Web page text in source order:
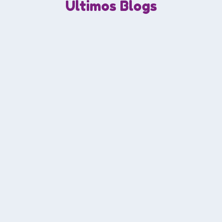
Últimos Blogs